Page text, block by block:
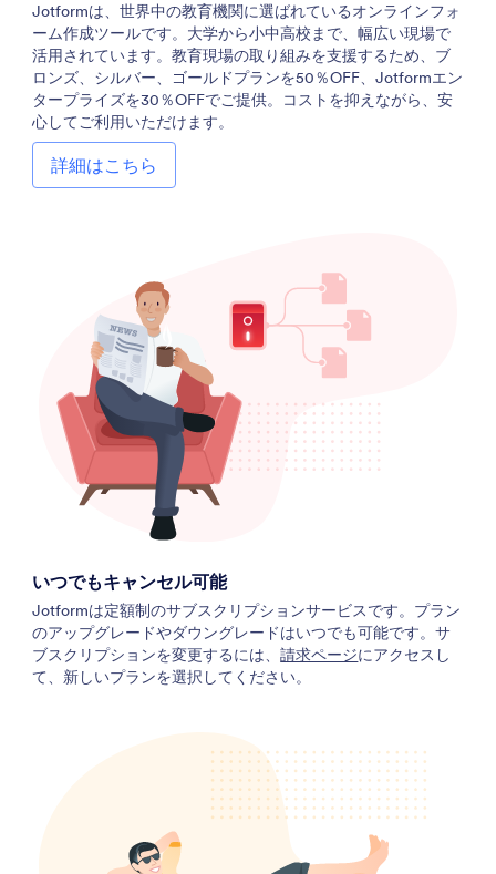
Jotformは、世界中の教育機関に選ばれているオンラインフォ
ーム作成ツールです。大学から小中高校まで、幅広い現場で
活用されています。教育現場の取り組みを支援するため、ブ
ロンズ、シルバー、ゴールドプランを50％OFF、Jotformエン
タープライズを30％OFFでご提供。コストを抑えながら、安
心してご利用いただけます。
詳細はこちら
いつでもキャンセル可能
Jotformは定額制のサブスクリプションサービスです。プラン
のアップグレードやダウングレードはいつでも可能です。サ
ブスクリプションを変更するには、請求ページにアクセスし
て、新しいプランを選択してください。